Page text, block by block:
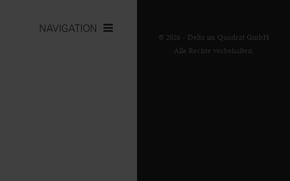
NAVIGATION
© 2026 - Delta im Quadrat GmbH
Alle Rechte vorbehalten.